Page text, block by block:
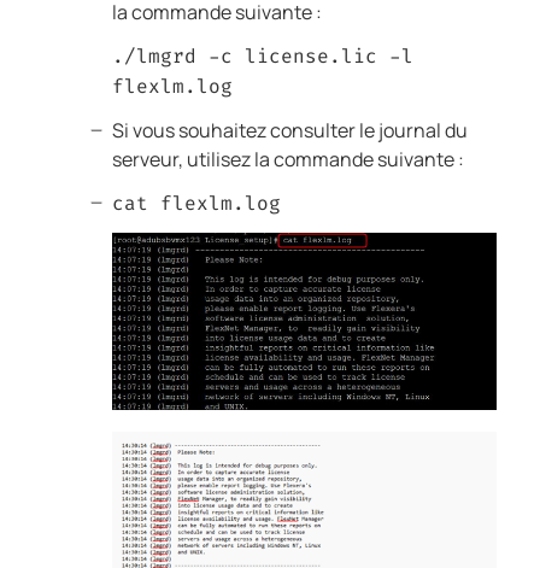
la commande suivante :
./lmgrd -c license.lic -l
flexlm.log
Si vous souhaitez consulter le journal du
serveur, utilisez la commande suivante :
cat flexlm.log